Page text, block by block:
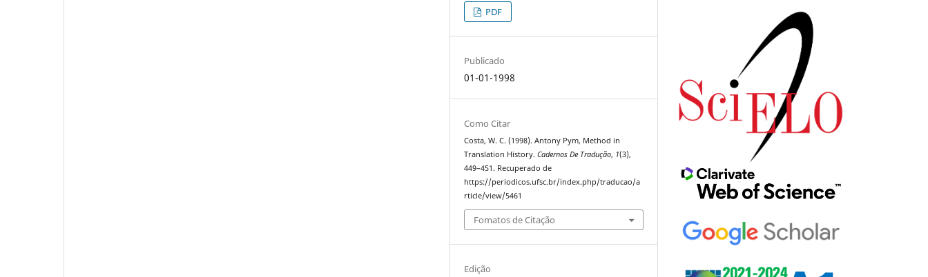
PDF
Publicado
01-01-1998
Como Citar
Costa, W. C. (1998). Antony Pym, Method in
Translation History.Cadernos De Tradução, 1(3),
449–451. Recuperado de
https://periodicos.ufsc.br/index.php/traducao/a
rticle/view/5461
Fomatos de Citação
Edição